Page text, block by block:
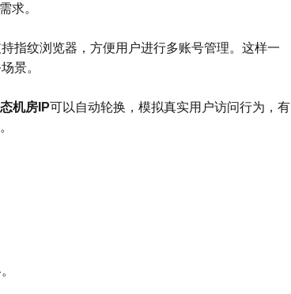
求。
指纹浏览器，方便用户进行多账号管理。这样一
景。
机房IP可以自动轮换，模拟真实用户访问行为，有